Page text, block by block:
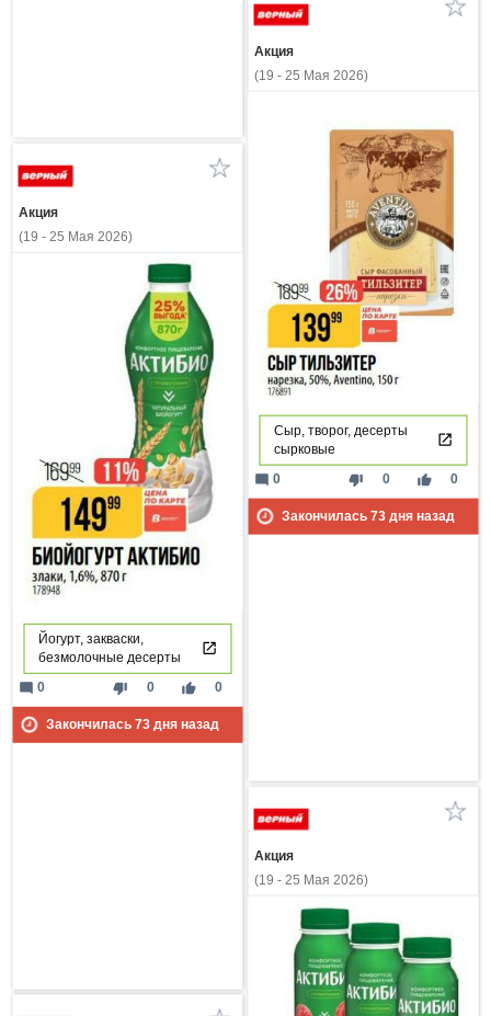
Акция
(19 - 25 Мая 2026)
Сыр, творог, десерты
сырковые
thumb_down 0 thumb_up 0
mode_comment 0
Закончилась 73дня назад
Акция
(19 - 25 Мая 2026)
Йогурт, закваски,
безмолочные десерты
thumb_down 0 thumb_up 0
mode_comment 0
Закончилась 73дня назад
Акция
(19 - 25 Мая 2026)